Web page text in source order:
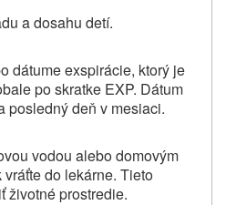
a dosahu detí.
dátume exspirácie, ktorý je
po skratke EXP. Dátum
posledný deň v mesiaci.
vodou alebo domovým
do lekárne. Tieto
životné prostredie.